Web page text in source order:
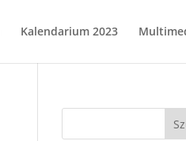
Kalendarium 2023